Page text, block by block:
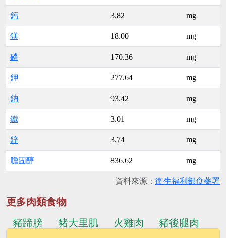
鈣 3.82 mg
鎂 18.00 mg
磷 170.36 mg
鉀 277.64 mg
鈉 93.42 mg
鐵 3.01 mg
鋅 3.74 mg
膽固醇 836.62 mg
資料來源： 衛生福利部食藥署
更多肉類食物
豬蹄膀
豬大里肌 火雞肉 豬後腿肉